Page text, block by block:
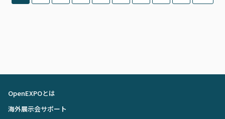
OpenEXPOとは
海外展示会サポート